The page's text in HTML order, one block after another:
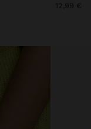
12,99 €